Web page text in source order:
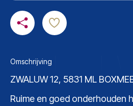
Omschrijving
ZWALUW 12, 5831 ML
Ruime en goed onderhouden